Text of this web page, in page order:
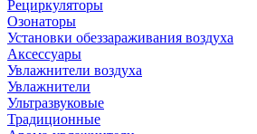
Рециркуляторы
Озонаторы
Установки обеззараживания воздуха
Аксессуары
Увлажнители воздуха
Увлажнители
Ультразвуковые
Традиционные